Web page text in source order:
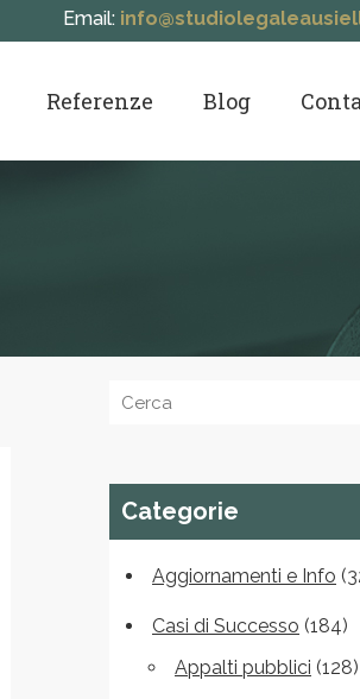
Email:
Referenze Blog
Categorie
Aggiornamenti e Info
Casi di Successo (184)
Appalti pubblici (128)